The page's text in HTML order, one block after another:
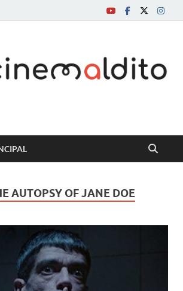
AUTOPSY OF JANE DOE